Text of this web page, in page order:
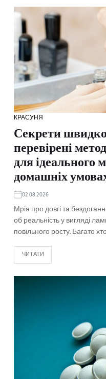
КРАСУНЯ
Секрети
перевірені
для ідеального
домашніх
02.08.2026
Мрія про довгі та
об реальність у вигляді
повільного росту. Багато
ЧИТАТИ